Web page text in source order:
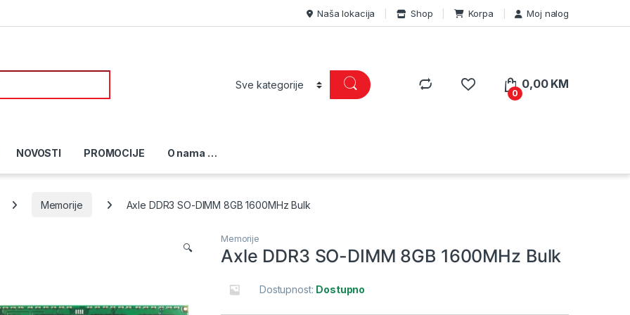
Naša lokacija Shop Korpa Moj nalog
0
0,00 KM
NOVOSTI PROMOCIJE O nama …
Memorije Axle DDR3 SO-DIMM 8GB 1600MHz Bulk
🔍
Memorije
Axle DDR3 SO-DIMM 8GB 1600MHz Bulk
Dostupnost: Dostupno